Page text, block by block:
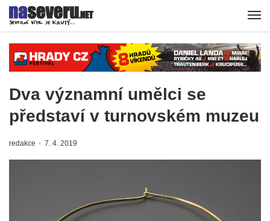
Dva významní umělci se
představí v turnovském muzeu
redakce 7. 4. 2019